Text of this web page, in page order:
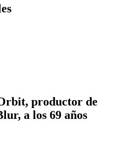
productor de
a los 69 años